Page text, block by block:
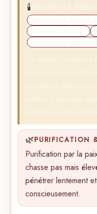
🕯️
🌿PURIFICATION
Purification par la
chasse pas mais
pénétrer lentement
conscieusement.